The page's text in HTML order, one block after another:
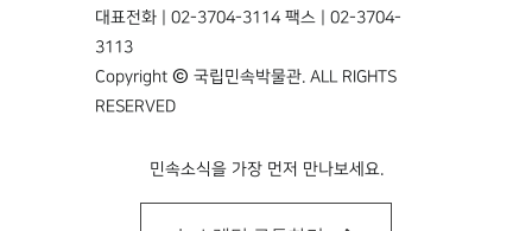
대표전화 | 02-3704-3114 팩스 | 02-3704-
3113
Copyright © 국립민속박물관. ALL RIGHTS
RESERVED
민속소식을 가장 먼저 만나보세요.